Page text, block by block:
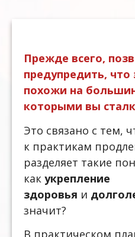
Прежде всего,
предупредить, что
похожи на
которыми вы
Это связано с тем,
к практикам
разделяет такие
как укрепление
здоровья и
значит?